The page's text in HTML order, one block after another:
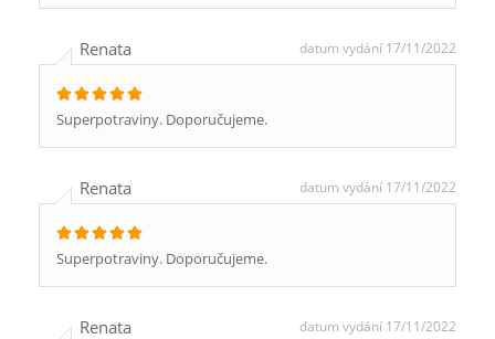
Renata datum vydání 17/11/2022
Superpotraviny. Doporučujeme.
Renata datum vydání 17/11/2022
Superpotraviny. Doporučujeme.
Renata datum vydání 17/11/2022